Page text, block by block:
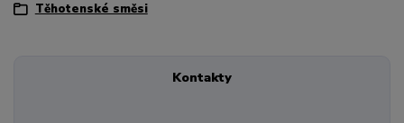
Těhotenské směsi
Kontakty